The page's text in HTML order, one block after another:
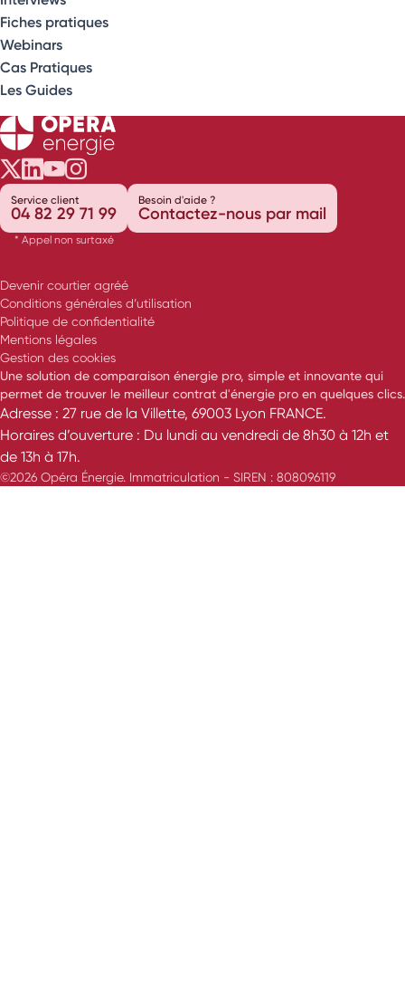
Fiches pratiques
Webinars
Cas Pratiques
Les Guides
Opéra Énergie sur Twitter
Opéra Énergie sur LinkedIn
Opéra Énergie sur Youtube
Opéra Énergie sur Instagram
Service client
04 82 29 71 99
* Appel non surtaxé
Besoin d'aide ?
Contactez-nous par mail
Devenir courtier agréé
Conditions générales d’utilisation
Politique de confidentialité
Mentions légales
Gestion des cookies
Une solution de comparaison énergie pro, simple et innovante qui
permet de trouver le meilleur contrat d'énergie pro en quelques clics.
Adresse : 27 rue de la Villette, 69003 Lyon FRANCE.
Horaires d’ouverture : Du lundi au vendredi de 8h30 à 12h et
de 13h à 17h.
©2026 Opéra Énergie. Immatriculation - SIREN : 808096119